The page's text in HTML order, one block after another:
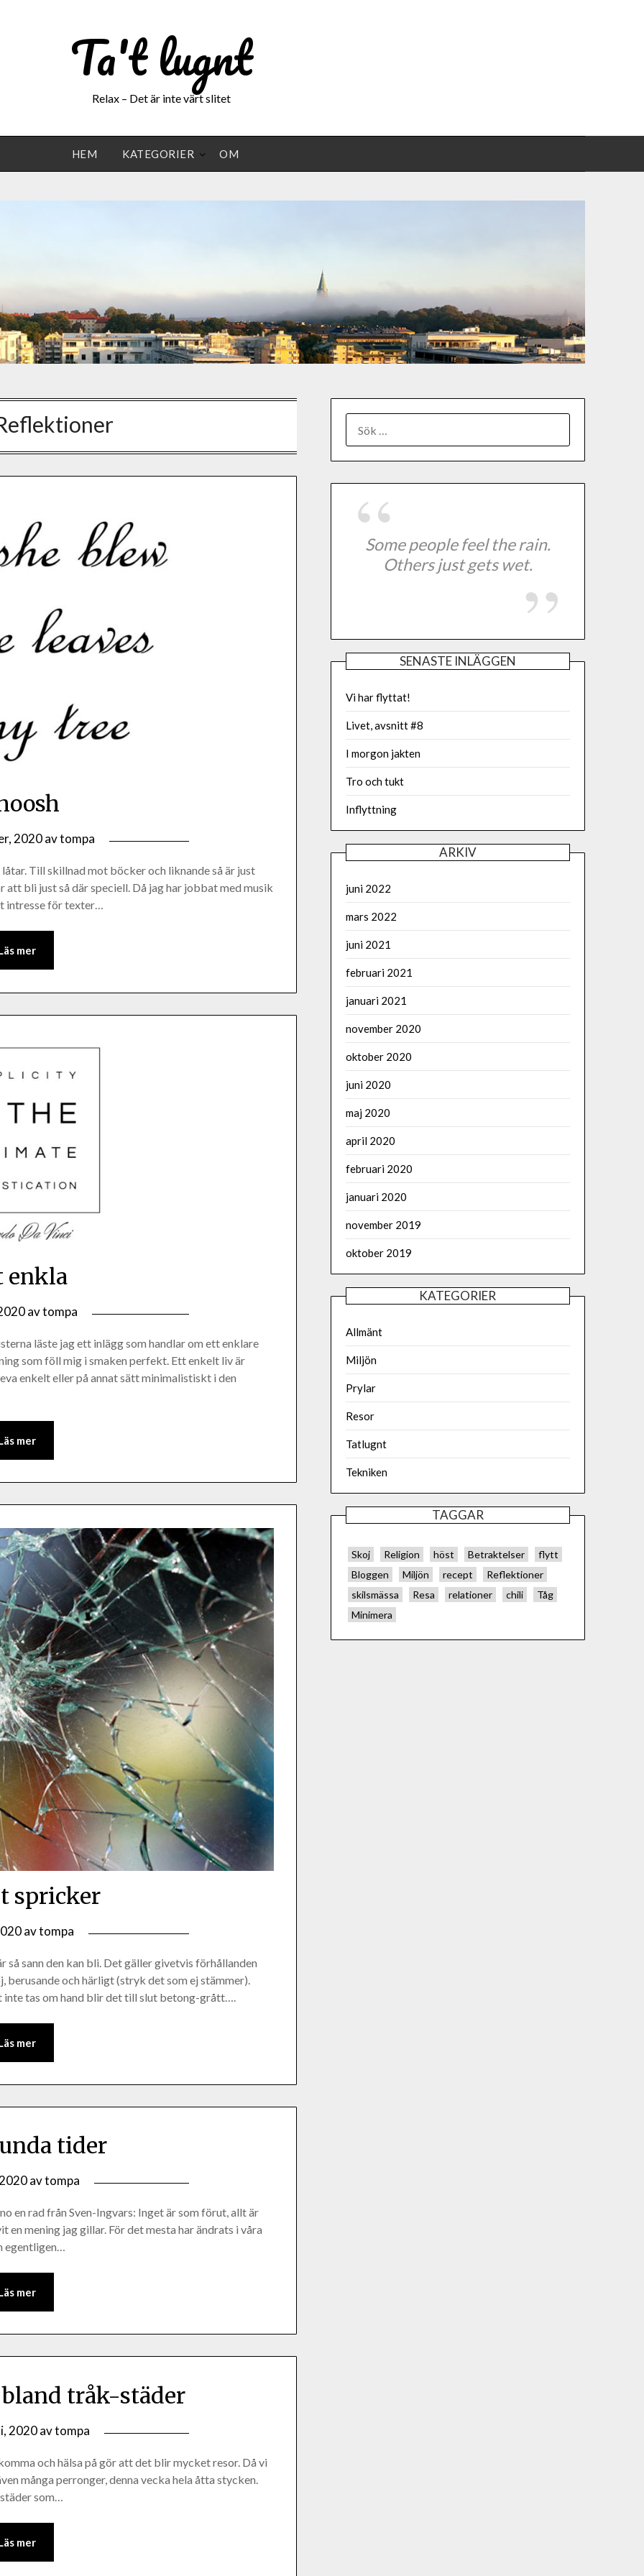
Ta't lugnt
Relax – Det är inte värt slitet
HEM KATEGORIER OM
2020avtompa
Till skillnad mot böcker och liknande så är just
bli just så där speciell. Då jag har jobbat med musik
intresse för texter…
mer
enkla
avtompa
läste jag ett inlägg som handlar om ett enklare
som föll mig i smaken perfekt. Ett enkelt liv är
enkelt eller på annat sätt minimalistiskt i den
mer
spricker
avtompa
sann den kan bli. Det gäller givetvis förhållanden
och härligt (stryk det som ej stämmer).
tas om hand blir det till slut betong-grått….
mer
tider
avtompa
en rad från Sven-Ingvars: Inget är som förut, allt är
mening jag gillar. För det mesta har ändrats i våra
egentligen…
mer
tråk-städer
2020avtompa
och hälsa på gör att det blir mycket resor. Då vi
många perronger, denna vecka hela åtta stycken.
som…
mer
Some people feel the rain.
Others just gets wet.
SENASTE INLÄGGEN
Vi har flyttat!
Livet, avsnitt #8
I morgon jakten
Tro och tukt
Inflyttning
ARKIV
juni 2022
mars 2022
juni 2021
februari 2021
januari 2021
november 2020
oktober 2020
juni 2020
maj 2020
april 2020
februari 2020
januari 2020
november 2019
oktober 2019
KATEGORIER
Allmänt
Miljön
Prylar
Resor
Tatlugnt
Tekniken
TAGGAR
Skoj Religion höst Betraktelser
flytt
Bloggen
Miljön recept
Reflektioner
skilsmässa
Resa relationer chili
Tåg
Minimera